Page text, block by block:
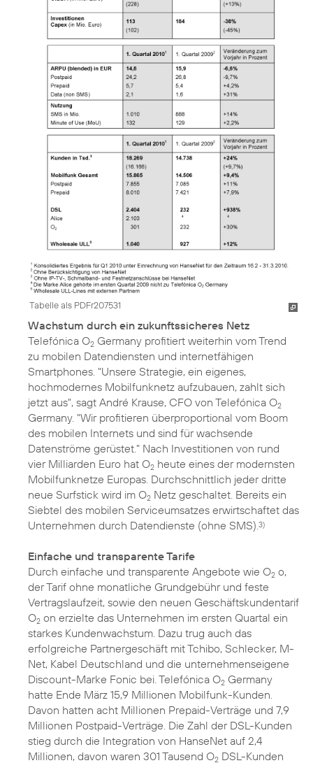
Tabelle als PDFr207531
Wachstum durch ein zukunftssicheres Netz
Telefónica O2 Germany profitiert weiterhin vom Trend
zu mobilen Datendiensten und internetfähigen
Smartphones. "Unsere Strategie, ein eigenes,
hochmodernes Mobilfunknetz aufzubauen, zahlt sich
jetzt aus", sagt André Krause, CFO von Telefónica O2
Germany. "Wir profitieren überproportional vom Boom
des mobilen Internets und sind für wachsende
Datenströme gerüstet." Nach Investitionen von rund
vier Milliarden Euro hat O2 heute eines der modernsten
Mobilfunknetze Europas. Durchschnittlich jeder dritte
neue Surfstick wird im O2 Netz geschaltet. Bereits ein
Siebtel des mobilen Serviceumsatzes erwirtschaftet das
Unternehmen durch Datendienste (ohne SMS). 3)
Einfache und transparente Tarife
Durch einfache und transparente Angebote wie O2 o,
der Tarif ohne monatliche Grundgebühr und feste
Vertragslaufzeit, sowie den neuen Geschäftskundentarif
O2 on erzielte das Unternehmen im ersten Quartal ein
starkes Kundenwachstum. Dazu trug auch das
erfolgreiche Partnergeschäft mit Tchibo, Schlecker, M-
Net, Kabel Deutschland und die unternehmenseigene
Discount-Marke Fonic bei. Telefónica O2 Germany
hatte Ende März 15,9 Millionen Mobilfunk-Kunden.
Davon hatten acht Millionen Prepaid-Verträge und 7,9
Millionen Postpaid-Verträge. Die Zahl der DSL-Kunden
stieg durch die Integration von HanseNet auf 2,4
Millionen, davon waren 301 Tausend O2 DSL-Kunden